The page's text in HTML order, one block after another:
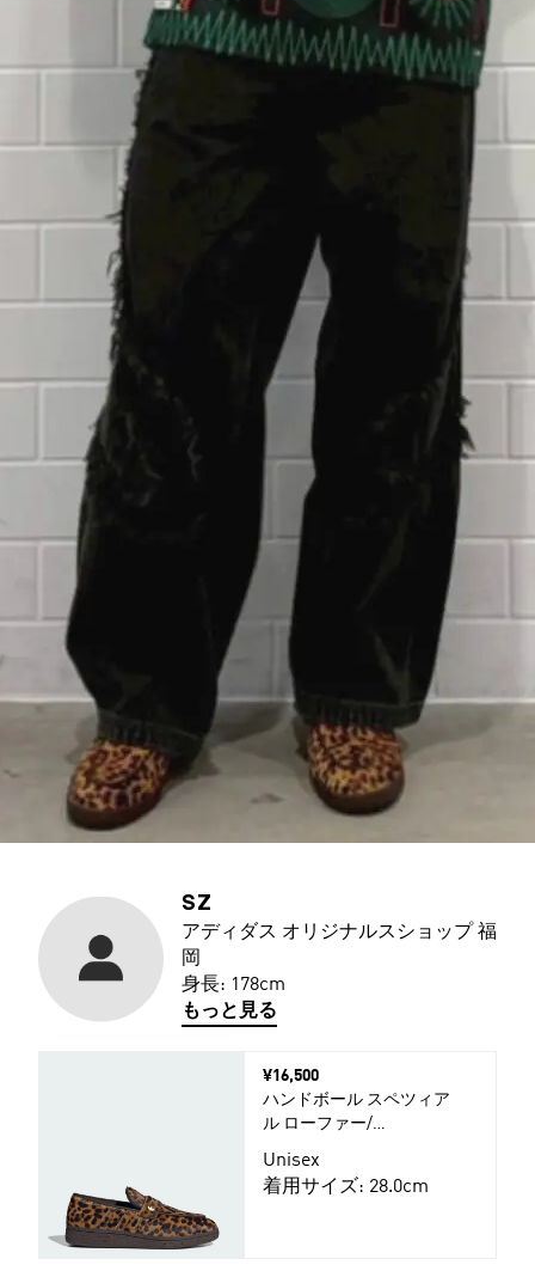
SZ
アディダス オリジナルスショップ 福
岡
身長: 178cm
もっと見る
価格
¥16,500
ハンドボール スペツィア
ル ローファー/
LOAFER
Unisex
着用サイズ: 28.0cm